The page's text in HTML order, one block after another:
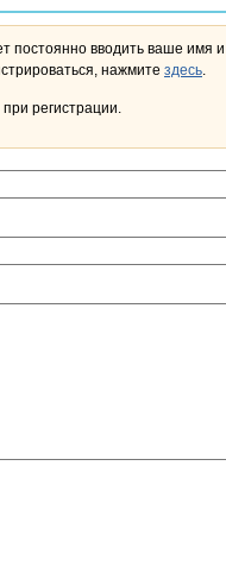
постоянно вводить ваше имя
в Персональном кабинете. Чтобы зарегистрироваться, нажмите здесь.
регистрации.